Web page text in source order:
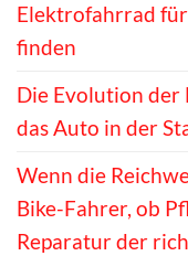
Elektrofahrrad
finden
Die Evolution der
das Auto in der
Wenn die
Bike-Fahrer, ob
Reparatur der